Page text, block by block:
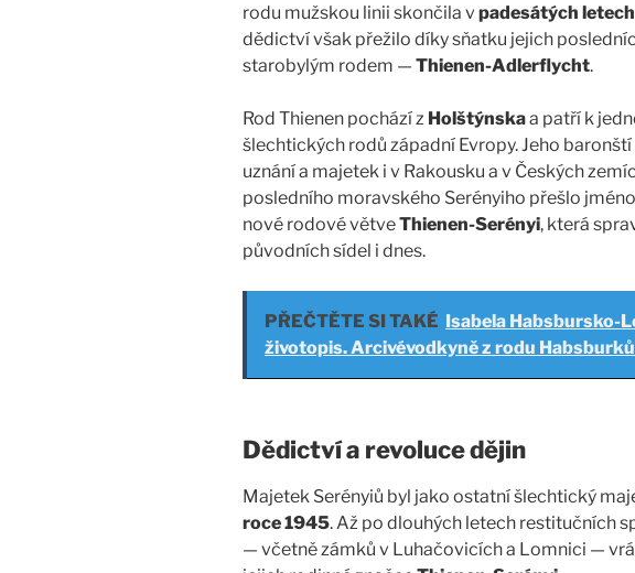
rodu mužskou linii skončila vpadesátých
dědictví však přežilo díky sňatku jejich
starobylým rodem — Thienen-Adlerflycht.
Rod Thienen pochází z Holštýnskaa patří k
šlechtických rodů západní Evropy. Jeho
uznání a majetek i v Rakousku a v Českých
posledního moravského Serényiho přešlo
nové rodové větveThienen-Serényi, která
původních sídel i dnes.
PŘEČTĚTE SI TAKÉ Isabela Habsbursko-
životopis. Arcivévodkyně z rodu Habsburků
Dědictví a revoluce dějin
Majetek Serényiů byl jako ostatní šlechtický
roce 1945. Až po dlouhých letech restitučních
— včetně zámků v Luhačovicích a Lomnici —